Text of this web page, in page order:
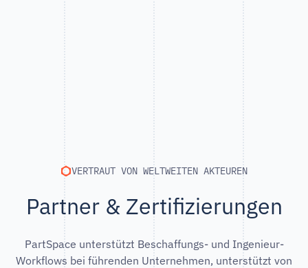
VERTRAUT VON WELTWEITEN AKTEUREN
Partner & Zertifizierungen
PartSpace unterstützt Beschaffungs- und Ingenieur-
Workflows bei führenden Unternehmen, unterstützt von